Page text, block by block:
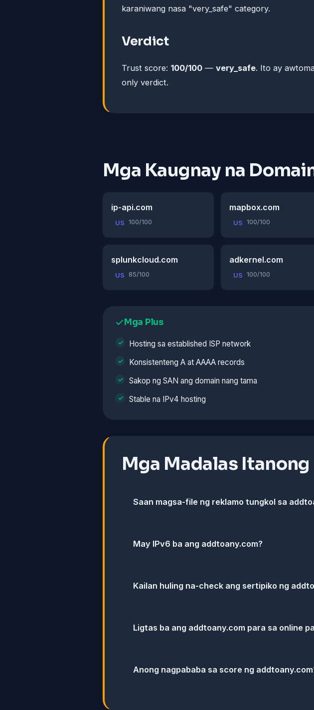
karaniwang nasa "very_safe" category.
Verdict
Trust score: 100/100 — very_safe. Ito ay
only verdict.
Mga Kaugnay na
ip-api.com
US 100/100
mapbox.com
US 100/100
splunkcloud.com
US 85/100
adkernel.com
US 100/100
Mga Plus
Hosting sa established ISP network
Konsistenteng A at AAAA records
Sakop ng SAN ang domain nang tama
Stable na IPv4 hosting
Mga Madalas Itanong
Saan magsa-file ng reklamo tungkol sa
May IPv6 ba ang addtoany.com?
Kailan huling na-check ang sertipiko ng
Ligtas ba ang addtoany.com para sa online
Anong nagpababa sa score ng